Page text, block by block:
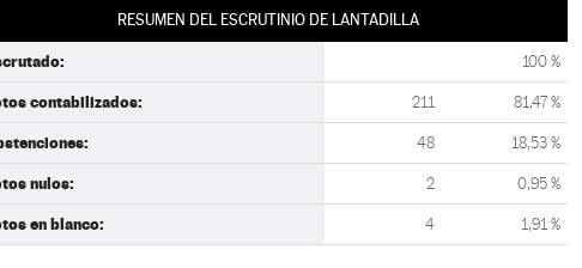
RESUMEN DEL ESCRUTINIO DE LANTADILLA
100 %
contabilizados: 211 81,47 %
48 18,53 %
nulos: 2 0,95 %
en blanco: 4 1,91 %